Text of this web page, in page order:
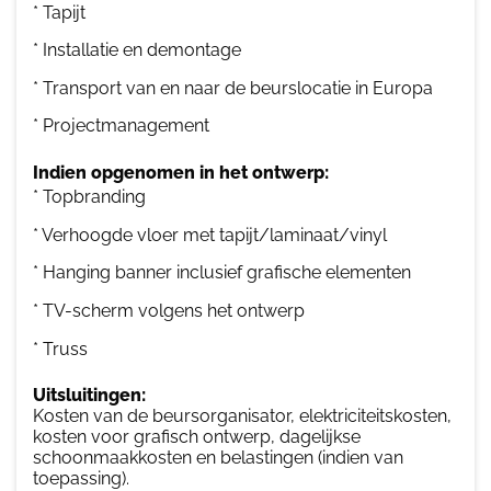
* Tapijt
* Installatie en demontage
* Transport van en naar de beurslocatie in Europa
* Projectmanagement
Indien opgenomen in het ontwerp:
* Topbranding
* Verhoogde vloer met tapijt/laminaat/vinyl
* Hanging banner inclusief grafische elementen
* TV-scherm volgens het ontwerp
* Truss
Uitsluitingen:
Kosten van de beursorganisator, elektriciteitskosten,
kosten voor grafisch ontwerp, dagelijkse
schoonmaakkosten en belastingen (indien van
toepassing).